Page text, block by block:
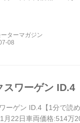
ターマガジン
スワーゲン ID.4
ーゲン ID.4【1分で読
月22日車両価格:514万